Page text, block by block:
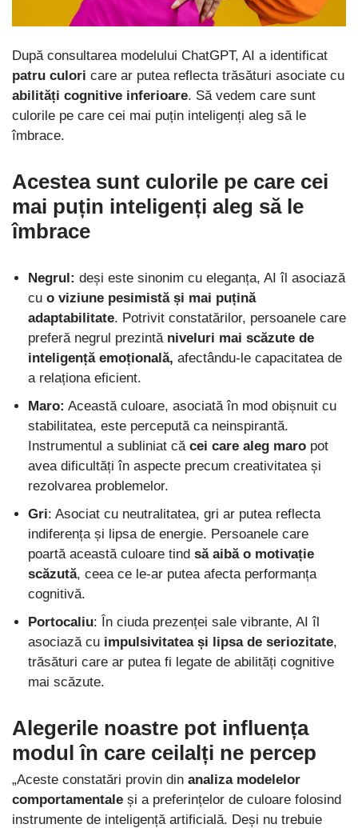
După consultarea modelului ChatGPT, AI a identificat
patru culori care ar putea reflecta trăsături asociate cu
abilități cognitive inferioare. Să vedem care sunt
culorile pe care cei mai puțin inteligenți aleg să le
îmbrace.
Acestea sunt culorile pe care cei
mai puțin inteligenți aleg să le
îmbrace
Negrul: deși este sinonim cu eleganța, AI îl asociază
cu o viziune pesimistă și mai puțină
adaptabilitate. Potrivit constatărilor, persoanele care
preferă negrul prezintă niveluri mai scăzute de
inteligență emoțională, afectându-le capacitatea de
a relaționa eficient.
Maro: Această culoare, asociată în mod obișnuit cu
stabilitatea, este percepută ca neinspirantă.
Instrumentul a subliniat căcei care aleg maro pot
avea dificultăți în aspecte precum creativitatea și
rezolvarea problemelor.
Gri: Asociat cu neutralitatea, gri ar putea reflecta
indiferența și lipsa de energie. Persoanele care
poartă această culoare tind să aibă o motivație
scăzută, ceea ce le-ar putea afecta performanța
cognitivă.
Portocaliu: În ciuda prezenței sale vibrante, AI îl
asociază cu impulsivitatea și lipsa de seriozitate,
trăsături care ar putea fi legate de abilități cognitive
mai scăzute.
Alegerile noastre pot influența
modul în care ceilalți ne percep
„Aceste constatări provin din analiza modelelor
comportamentale și a preferințelor de culoare folosind
instrumente de inteligență artificială. Deși nu trebuie